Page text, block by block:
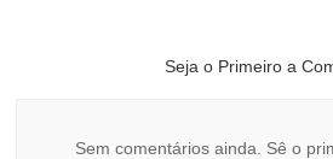
Seja o Primeiro a
Sem comentários ainda. Sê o